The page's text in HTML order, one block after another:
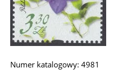
Numer katalogowy: 4981